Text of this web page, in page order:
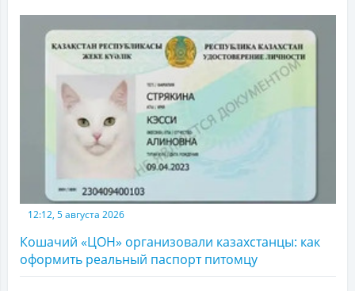
12:12, 5 августа 2026
Кошачий «ЦОН» организовали казахстанцы: как
оформить реальный паспорт питомцу